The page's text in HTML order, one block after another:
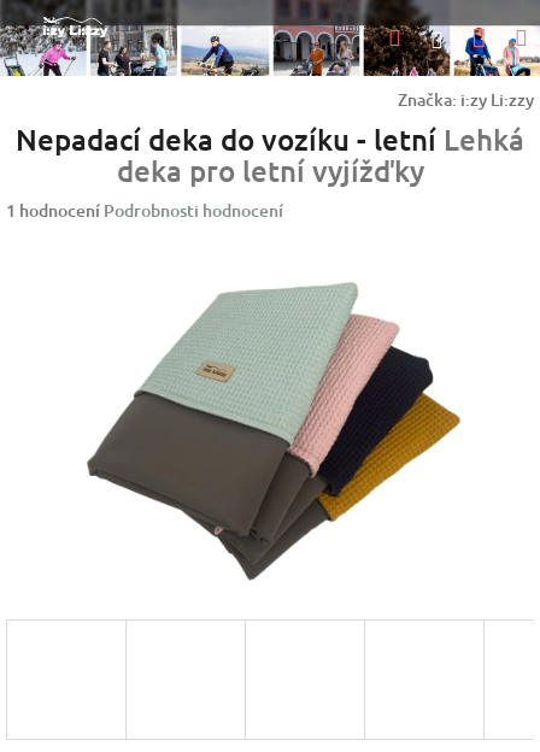
Přejít
na
obsah
HledatPřihlášení
Značka: i:zy Li:zzy
Nepadací deka do vozíku - letní Lehká
deka pro letní vyjížďky
Průměrné
1 hodnocení Podrobnosti hodnocení